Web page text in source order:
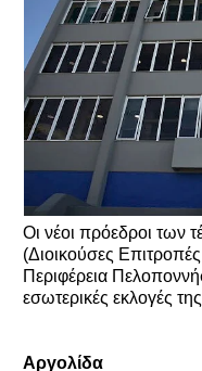
Οι νέοι πρόεδροι
(Διοικούσες
Περιφέρεια
εσωτερικές εκλογές
Αργολίδα